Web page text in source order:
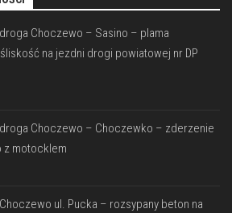
Choczewo – Sasino – plama
na jezdni drogi powiatowej nr DP
droga Choczewo – Choczewko – zderzenie
z motocklem
ul. Pucka – rozsypany beton na